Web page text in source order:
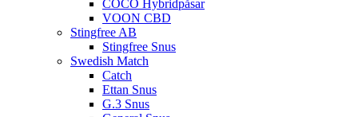
COCO Hybridpåsar
VOON CBD
Stingfree AB
Stingfree Snus
Swedish Match
Catch
Ettan Snus
G.3 Snus